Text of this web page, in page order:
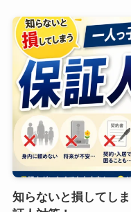
知らないと損してし